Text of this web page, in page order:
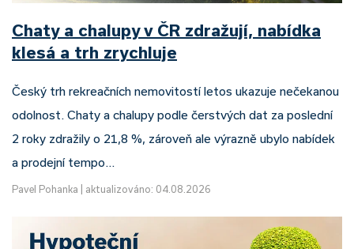
Chaty a chalupy v ČR zdražují, nabídka
klesá a trh zrychluje
Český trh rekreačních nemovitostí letos ukazuje nečekanou
odolnost. Chaty a chalupy podle čerstvých dat za poslední
2 roky zdražily o 21,8 %, zároveň ale výrazně ubylo nabídek
a prodejní tempo…
Pavel Pohanka aktualizováno: 04.08.2026